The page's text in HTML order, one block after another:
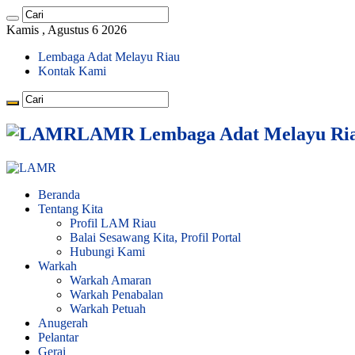
Kamis , Agustus 6 2026
Lembaga Adat Melayu Riau
Kontak Kami
LAMR Lembaga Adat Melayu
Beranda
Tentang Kita
Profil LAM Riau
Balai Sesawang Kita, Profil Portal
Hubungi Kami
Warkah
Warkah Amaran
Warkah Penabalan
Warkah Petuah
Anugerah
Pelantar
Gerai